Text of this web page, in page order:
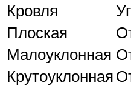
Кровля
Плоская
Малоуклонная
Крутоуклонная